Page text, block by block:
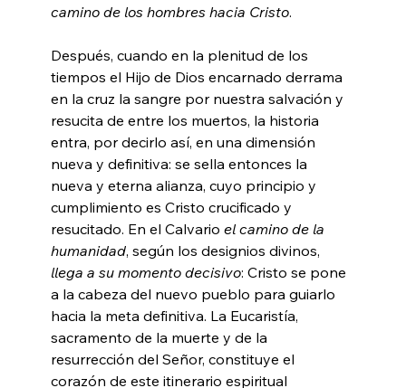
camino de los hombres hacia Cristo.
Después, cuando en la plenitud de los
tiempos el Hijo de Dios encarnado derrama
en la cruz la sangre por nuestra salvación y
resucita de entre los muertos, la historia
entra, por decirlo así, en una dimensión
nueva y definitiva: se sella entonces la
nueva y eterna alianza, cuyo principio y
cumplimiento es Cristo crucificado y
resucitado. En el Calvario el camino de la
humanidad, según los designios divinos,
llega a su momento decisivo: Cristo se pone
a la cabeza del nuevo pueblo para guiarlo
hacia la meta definitiva. La Eucaristía,
sacramento de la muerte y de la
resurrección del Señor, constituye el
corazón de este itinerario espiritual